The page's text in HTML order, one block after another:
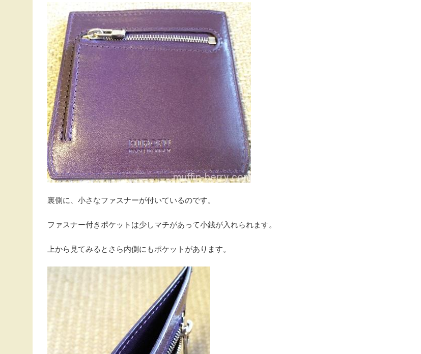
裏側に、小さなファスナーが付いているのです。
ファスナー付きポケットは少しマチがあって小銭が入れられます。
上から見てみるとさら内側にもポケットがあります。